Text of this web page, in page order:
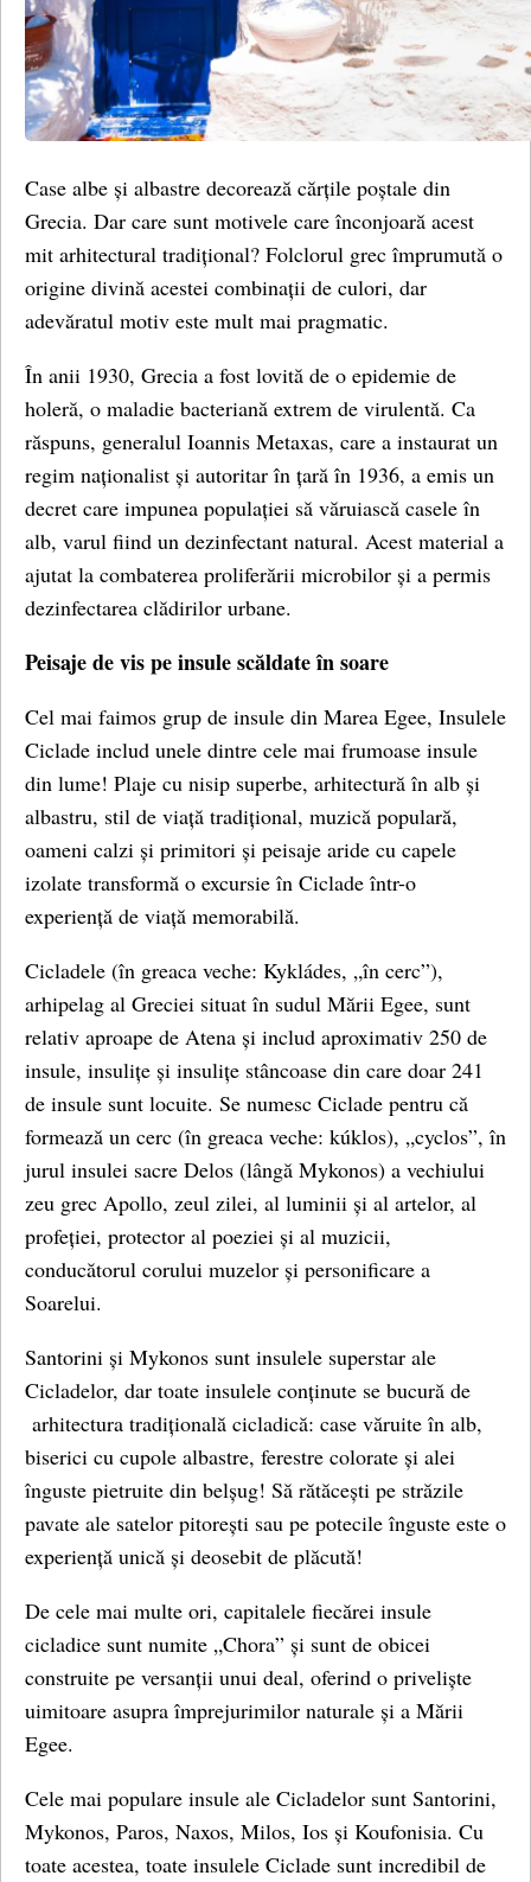
Case albe și albastre decorează cărțile poștale din
Grecia. Dar care sunt motivele care înconjoară acest
mit arhitectural tradițional? Folclorul grec împrumută o
origine divină acestei combinații de culori, dar
adevăratul motiv este mult mai pragmatic.
În anii 1930, Grecia a fost lovită de o epidemie de
holeră, o maladie bacteriană extrem de virulentă. Ca
răspuns, generalul Ioannis Metaxas, care a instaurat un
regim naționalist și autoritar în țară în 1936, a emis un
decret care impunea populației să văruiască casele în
alb, varul fiind un dezinfectant natural. Acest material a
ajutat la combaterea proliferării microbilor și a permis
dezinfectarea clădirilor urbane.
Peisaje de vis pe insule scăldate în soare
Cel mai faimos grup de insule din Marea Egee, Insulele
Ciclade includ unele dintre cele mai frumoase insule
din lume! Plaje cu nisip superbe, arhitectură în alb și
albastru, stil de viață tradițional, muzică populară,
oameni calzi și primitori și peisaje aride cu capele
izolate transformă o excursie în Ciclade într-o
experiență de viață memorabilă.
Cicladele (în greaca veche: Kykládes, „în cerc”),
arhipelag al Greciei situat în sudul Mării Egee, sunt
relativ aproape de Atena și includ aproximativ 250 de
insule, insulițe și insulițe stâncoase din care doar 241
de insule sunt locuite. Se numesc Ciclade pentru că
formează un cerc (în greaca veche: kúklos), „cyclos”, în
jurul insulei sacre Delos (lângă Mykonos) a vechiului
zeu grec Apollo, zeul zilei, al luminii și al artelor, al
profeției, protector al poeziei și al muzicii,
conducătorul corului muzelor și personificare a
Soarelui.
Santorini și Mykonos sunt insulele superstar ale
Cicladelor, dar toate insulele conținute se bucură de
arhitectura tradițională cicladică: case văruite în alb,
biserici cu cupole albastre, ferestre colorate și alei
înguste pietruite din belșug! Să rătăcești pe străzile
pavate ale satelor pitorești sau pe potecile înguste este o
experiență unică și deosebit de plăcută!
De cele mai multe ori, capitalele fiecărei insule
cicladice sunt numite „Chora” și sunt de obicei
construite pe versanții unui deal, oferind o priveliște
uimitoare asupra împrejurimilor naturale și a Mării
Egee.
Cele mai populare insule ale Cicladelor sunt Santorini,
Mykonos, Paros, Naxos, Milos, Ios și Koufonisia. Cu
toate acestea, toate insulele Ciclade sunt incredibil de